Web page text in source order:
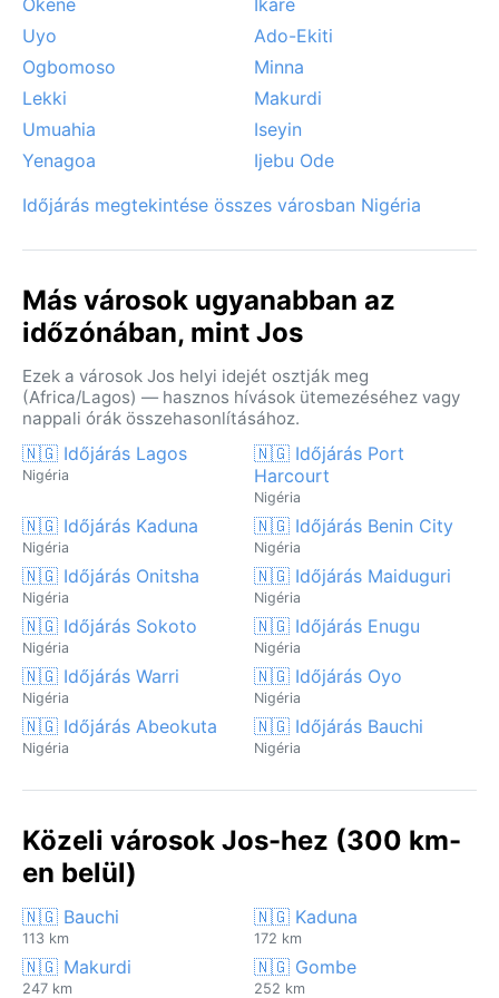
Uyo
Ado-Ekiti
Ogbomoso
Minna
Lekki
Makurdi
Umuahia
Iseyin
Yenagoa
Ijebu Ode
Időjárás megtekintése összes városban Nigéria
Más városok ugyanabban az
időzónában, mint Jos
Ezek a városok Jos helyi idejét osztják meg
(Africa/Lagos) — hasznos hívások ütemezéséhez vagy
nappali órák összehasonlításához.
🇳🇬 Időjárás Lagos
Nigéria
🇳🇬 Időjárás Port
Harcourt
Nigéria
🇳🇬 Időjárás Kaduna
Nigéria
🇳🇬 Időjárás Benin City
Nigéria
🇳🇬 Időjárás Onitsha
Nigéria
🇳🇬 Időjárás Maiduguri
Nigéria
🇳🇬 Időjárás Sokoto
Nigéria
🇳🇬 Időjárás Enugu
Nigéria
🇳🇬 Időjárás Warri
Nigéria
🇳🇬 Időjárás Oyo
Nigéria
🇳🇬 Időjárás Abeokuta
Nigéria
🇳🇬 Időjárás Bauchi
Nigéria
Közeli városok Jos-hez (300 km-
en belül)
🇳🇬 Bauchi
113 km
🇳🇬 Kaduna
172 km
🇳🇬 Makurdi
247 km
🇳🇬 Gombe
252 km